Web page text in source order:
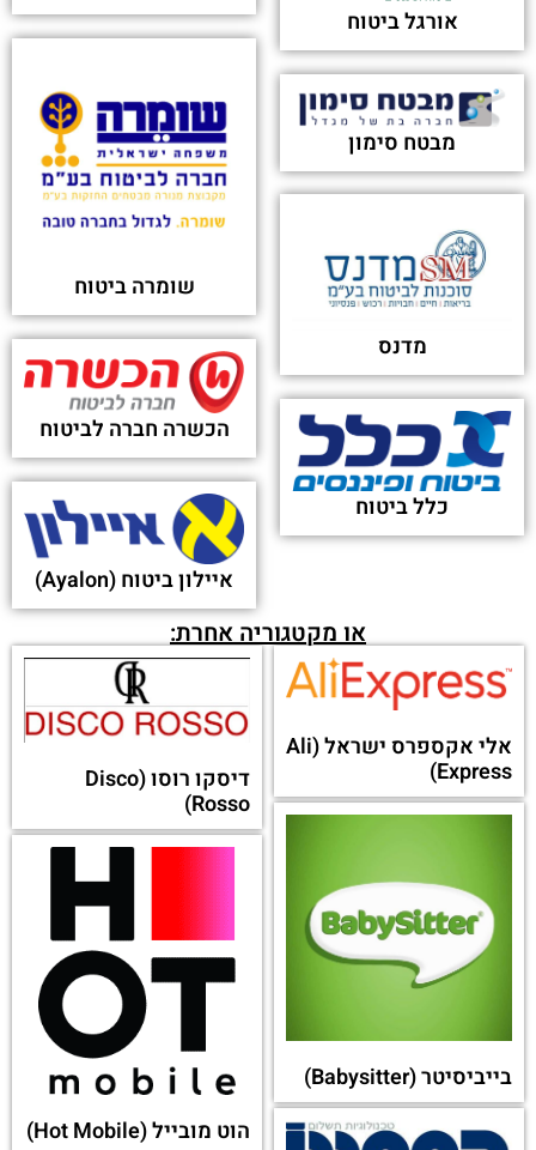
אורגל ביטוח
שומרה ביטוח
מבטח סימון
מדנס
הכשרה חברה לביטוח
כלל ביטוח
איילון ביטוח (Ayalon)
או מקטגוריה אחרת:
אלי אקספרס ישראל (Ali
Express) דיסקו רוסו (Disco
Rosso)
בייביסיטר (Babysitter)
הוט מובייל (Hot Mobile)